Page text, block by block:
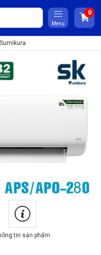
Menu
tin sản phẩm